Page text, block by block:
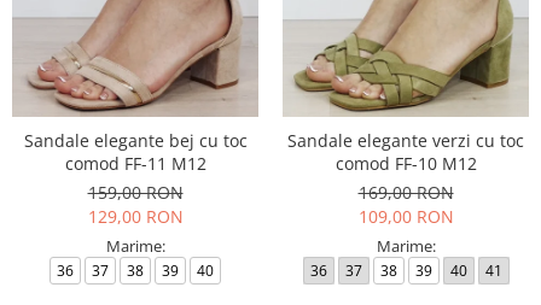
Sandale elegante bej cu toc
comod FF-11 M12
159,00 RON
129,00 RON
Marime:
36 37 38 39 40
Sandale elegante verzi cu toc
comod FF-10 M12
169,00 RON
109,00 RON
Marime:
36 37 38 39 40 41